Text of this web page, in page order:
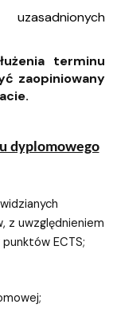
terminu
zaopiniowany
dyplomowego
z uwzględnieniem
ECTS;